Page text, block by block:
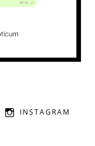
INSTAGRAM